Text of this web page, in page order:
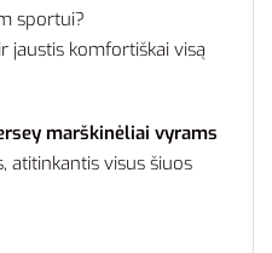
sportui?
jaustis komfortiškai visą
marškinėliai vyrams
atitinkantis visus šiuos